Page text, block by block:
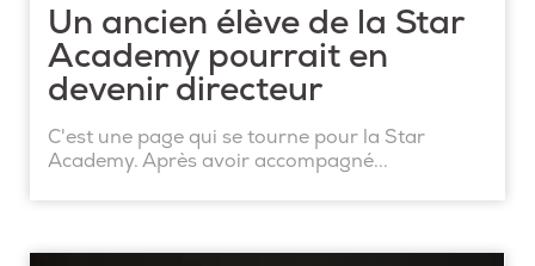
Un ancien élève de la Star
Academy pourrait en
devenir directeur
C'est une page qui se tourne pour la Star
Academy. Après avoir accompagné...